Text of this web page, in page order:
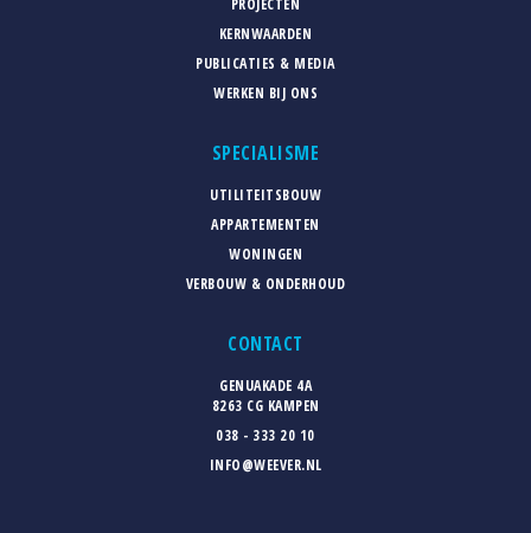
PROJECTEN
KERNWAARDEN
PUBLICATIES & MEDIA
WERKEN BIJ ONS
SPECIALISME
UTILITEITSBOUW
APPARTEMENTEN
WONINGEN
VERBOUW & ONDERHOUD
CONTACT
GENUAKADE 4A
8263 CG KAMPEN
038 - 333 20 10
INFO@WEEVER.NL